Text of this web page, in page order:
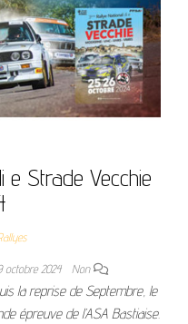
e Strade Vecchie
octobre 2024 Non
la reprise de Septembre, le
épreuve de l’ASA Bastiaise.